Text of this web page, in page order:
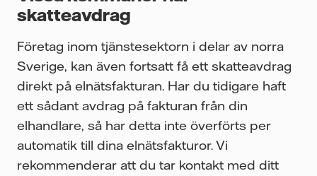
skatteavdrag
Företag inom tjänstesektorn i delar av norra
Sverige, kan även fortsatt få ett skatteavdrag
direkt på elnätsfakturan. Har du tidigare haft
ett sådant avdrag på fakturan från din
elhandlare, så har detta inte överförts per
automatik till dina elnätsfakturor. Vi
rekommenderar att du tar kontakt med ditt